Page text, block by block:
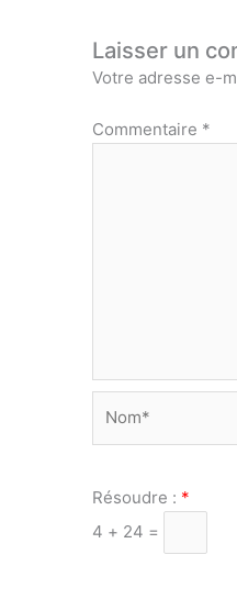
Laisser un
Votre adresse e-
Commentaire *
Résoudre : *
4 + 24 =